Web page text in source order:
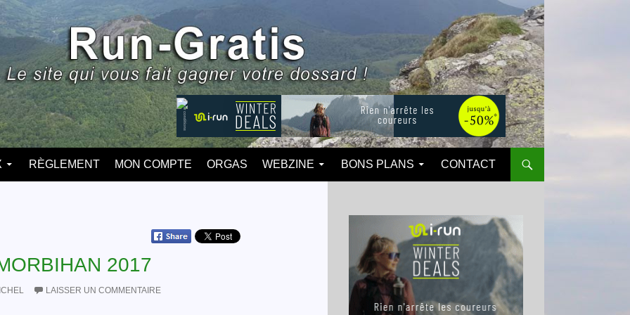
RÈGLEMENT MON COMPTE ORGAS WEBZINE BONS PLANS CONTACT
2017
LAISSER UN COMMENTAIRE